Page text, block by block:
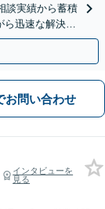
談実績から蓄積
ら迅速な解決を
】
お問い合わせ
インタビューを
見る